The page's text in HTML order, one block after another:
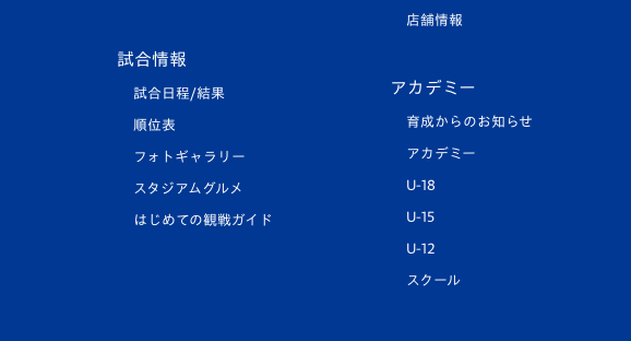
試合情報
試合日程/結果
順位表
フォトギャラリー
スタジアムグルメ
はじめての観戦ガイド
店舗情報
アカデミー
育成からのお知らせ
アカデミー
U-18
U-15
U-12
スクール